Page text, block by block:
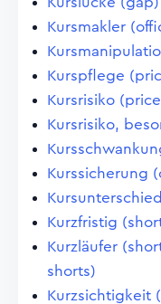
Kursmakler
Kurspflege
Kursrisiko
Kursrisiko,
Kurssicherung
Kurzfristig
Kurzläufer
shorts)
Kurzsichtigkeit